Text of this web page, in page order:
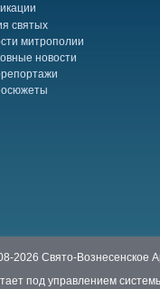
святых
митрополии
новости
2026 Свято-Вознесенское
под управлением